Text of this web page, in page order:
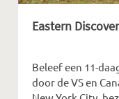
Eastern
Beleef een 11-
door de VS en